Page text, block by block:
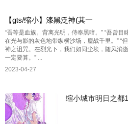
【gts/缩小】漆黑泛神(其一
“吾等是血族。背离光明，侍奉黑暗。” “吾曾
在光与影的灰色地带纵横沙场，鏖战千里。” “
神之诅咒。在烈光下，我们如同尘埃，随风消
一定要算。” ...
2023-04-27
缩小城市明日之都1